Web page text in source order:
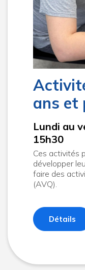
ans et
Lundi au
15h30
Ces activités
développer
faire des
(AVQ).
Détails